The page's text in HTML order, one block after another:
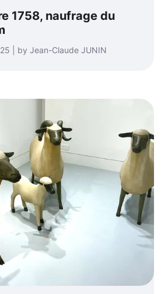
1758, naufrage du
| by Jean-Claude JUNIN